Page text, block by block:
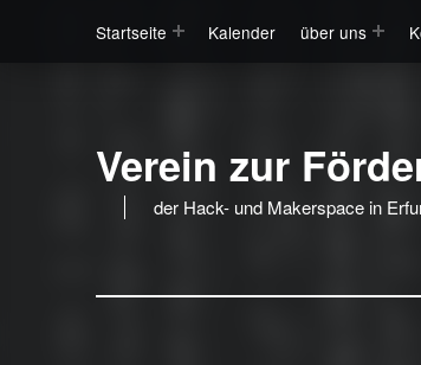
Startseite
Kalender über uns
Verein zur
der Hack- und Makerspace in